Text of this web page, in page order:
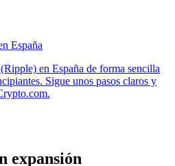
España
en España de forma sencilla
Sigue unos pasos claros y
expansión